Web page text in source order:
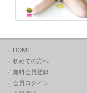
HOME
初めての方へ
無料会員登録
会員ログイン